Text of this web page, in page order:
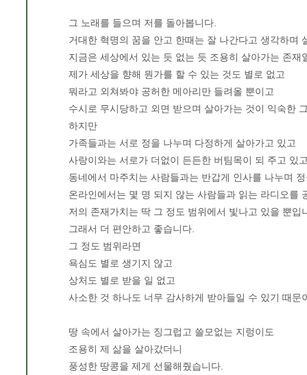
그 노래를 들으며 저를 돌아봅니다.
거대한 혁명의 꿈을 안고 한때는 잘 나간다고 생각하며
지금은 세상에서 있는 듯 없는 듯 조용히 살아가는 존재
제가 세상을 향해 뭔가를 할 수 있는 것도 별로 없고
뭐라고 외쳐봐야 공허한 메아리만 들려올 뿐이고
수시로 무시당하고 외면 받으며 살아가는 것이 익숙한
하지만
가족들과는 서로 정을 나누며 다정하게 살아가고 있고
사랑이와는 서로가 더없이 든든한 버팀목이 되 주고 있
동네에서 마주치는 사람들과는 반갑게 인사를 나누며
온라인에서는 몇 명 되지 않는 사람들과 읽는 라디오를
저의 존재가치는 딱 그 정도 범위에서 빛나고 있을 뿐입
그래서 더 편안하고 좋습니다.
그 정도 범위라면
욕심도 별로 생기지 않고
상처도 별로 받을 일 없고
사소한 것 하나도 너무 감사하게 받아들일 수 있기 때문
땅 속에서 살아가는 징그럽고 쓸모없는 지렁이도
조용히 제 삶을 살아갔더니
풍성한 땅콩을 제게 선물해줬습니다.